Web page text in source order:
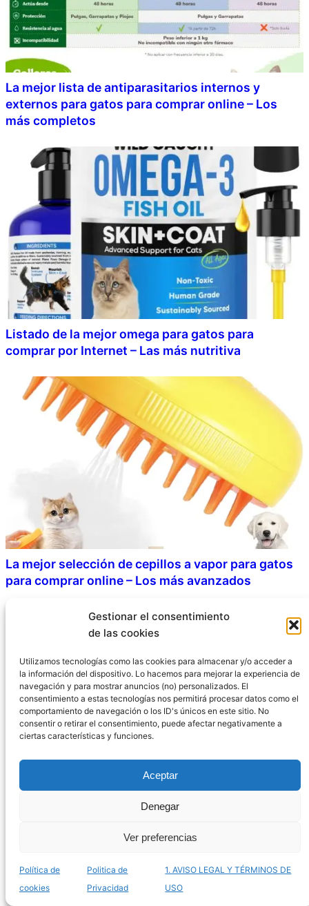
Gestionar el consentimiento
de las cookies
Utilizamos tecnologías como las cookies para almacenar y/o acceder a
la información del dispositivo. Lo hacemos para mejorar la experiencia de
navegación y para mostrar anuncios (no) personalizados. El
consentimiento a estas tecnologías nos permitirá procesar datos como el
comportamiento de navegación o los ID's únicos en este sitio. No
consentir o retirar el consentimiento, puede afectar negativamente a
ciertas características y funciones.
Aceptar
Denegar
Ver preferencias
Política de
cookies
Politica de
Privacidad
1. AVISO LEGAL Y TÉRMINOS DE
USO
La mejor lista de antiparasitarios internos y
externos para gatos para comprar online – Los
más completos
Listado de la mejor omega para gatos para
comprar por Internet – Las más nutritiva
La mejor selección de cepillos a vapor para gatos
para comprar online – Los más avanzados
La mejor selección de antibióticos para
infecciones urinarias en gatos para comprar